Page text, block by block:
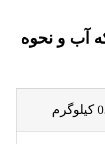
آب و نحوه